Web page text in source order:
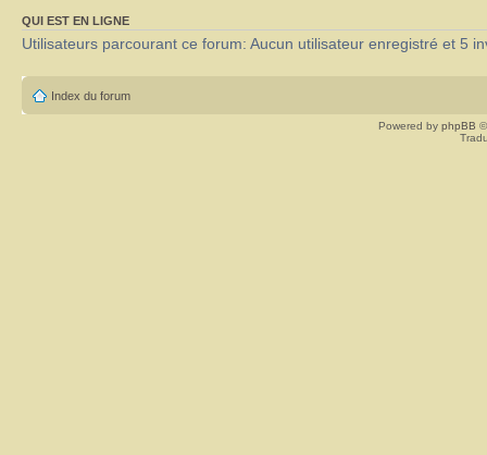
QUI EST EN LIGNE
Utilisateurs parcourant ce forum: Aucun utilisateur enregistré et 5
Index du forum
Powered by phpBB